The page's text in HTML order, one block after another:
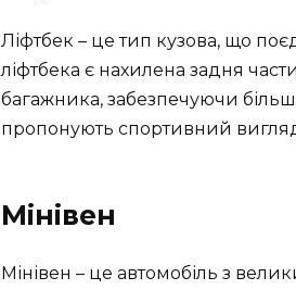
Ліфтбек – це тип кузова, що
ліфтбека є нахилена задня
багажника, забезпечуючи
пропонують спортивний вигляд
Мінівен
Мінівен – це автомобіль з